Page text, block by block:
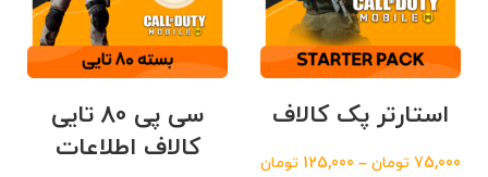
استارتر پک کالاف
75,000 تومان –
125,000 تومان
سی پی 80 تایی
کالاف اطلاعات